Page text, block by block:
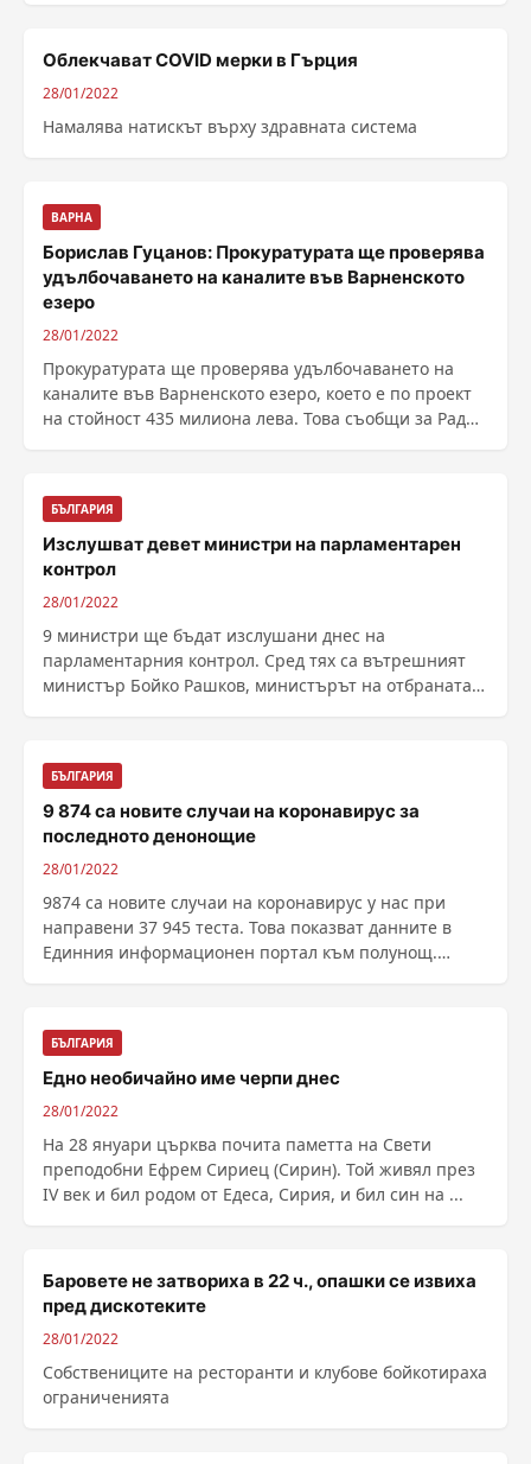
Облекчават COVID мерки в Гърция
28/01/2022
Намалява натискът върху здравната система
ВАРНА
Борислав Гуцанов: Прокуратурата ще проверява
удълбочаването на каналите във Варненското
езеро
28/01/2022
Прокуратурата ще проверява удълбочаването на
каналите във Варненското езеро, което е по проект
на стойност 435 милиона лева. Това съобщи за Радио
БЪЛГАРИЯ
Изслушват девет министри на парламентарен
контрол
28/01/2022
9 министри ще бъдат изслушани днес на
парламентарния контрол. Сред тях са вътрешният
министър Бойко Рашков, министърът на отбраната
БЪЛГАРИЯ
9 874 са новите случаи на коронавирус за
последното денонощие
28/01/2022
9874 са новите случаи на коронавирус у нас при
направени 37 945 теста. Това показват данните в
Единния информационен портал към полунощ.
БЪЛГАРИЯ
Едно необичайно име черпи днес
28/01/2022
На 28 януари църква почита паметта на Свети
преподобни Ефрем Сириец (Сирин). Той живял през
IV век и бил родом от Едеса, Сирия, и бил син на ...
Баровете не затвориха в 22 ч., опашки се извиха
пред дискотеките
28/01/2022
Собствениците на ресторанти и клубове бойкотираха
ограниченията